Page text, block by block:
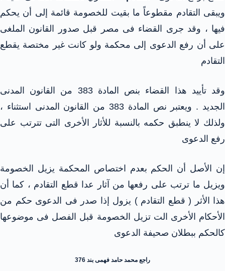
ويبقى التقادم مقطوعاً ما بقيت للخصومة قائمة إلى أن يحكم
فيها ، وقد جرى القضاء فى مصر قبل صدور القانون الملغى
على أن رفع الدعوى إلى محكمة ولو كانت غير مختصة يقطع
التقادم
وقد تأييد هذا القضاء بنص المادة 383 من القانون المدنى
الجديد . ويعتبر نص المادة 383 من القانون المدنى استثناء ،
ولذلك لا ينطبق حكمه بالنسبة للأثار الأخرى التى تترتب على
رفع الدعوى
إن الأصل أن الحكم بعدم اختصاص المحكمة يزيل الخصومة
ويزيل ما ترتب على رفعها من آثار عدا قطع التقادم ، كما أن
هذا الأثر ( قطع التقادم ) يزول إذا صدر فى الدعوى حكم من
الأحكام الأخرى الت تزيل الخصومة قبل الفصل فى موضوعها
كالحكم ببطلان صحيفة الدعوى
راجع محمد حامد فهمى بند 376